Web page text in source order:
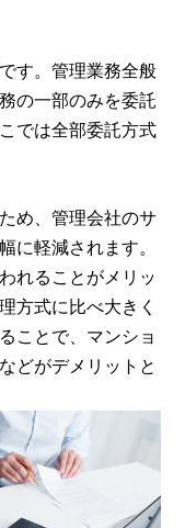
す。管理業務全般
の一部のみを委託
では全部委託方式
め、管理会社のサ
に軽減されます。
れることがメリッ
方式に比べ大きく
ことで、マンショ
どがデメリットと